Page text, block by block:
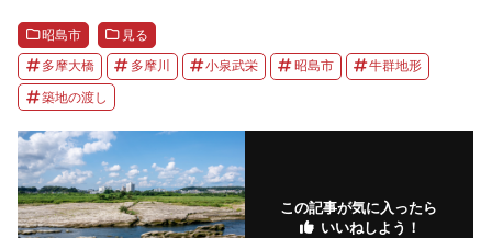
昭島市 見る
多摩大橋 多摩川 小泉武栄 昭島市 牛群地形
築地の渡し
この記事が気に入ったら
いいねしよう！